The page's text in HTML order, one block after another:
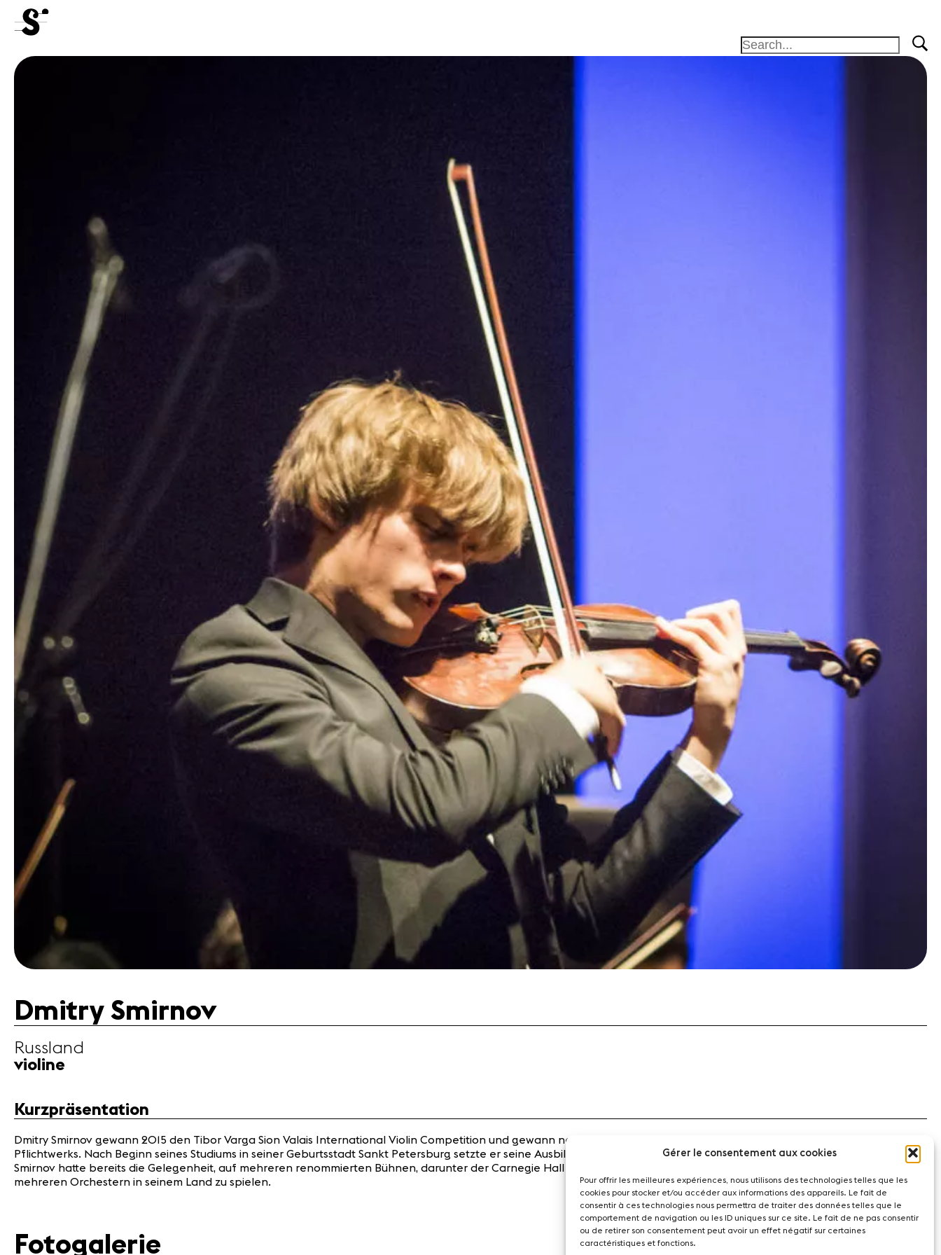
Gérer le consentement aux cookies
Pour offrir les meilleures expériences, nous utilisons des technologies telles que les
cookies pour stocker et/ou accéder aux informations des appareils. Le fait de
consentir à ces technologies nous permettra de traiter des données telles que le
comportement de navigation ou les ID uniques sur ce site. Le fait de ne pas consentir
ou de retirer son consentement peut avoir un effet négatif sur certaines
caractéristiques et fonctions.
Konzerte
Freiwillige
Dmitry Smirnov
Russland
violine
Kurzpräsentation
Dmitry Smirnov gewann 2015 den Tibor Varga Sion Valais International Violin Competition und gewann neben dem Publikumspreis auch die beste Interpretation des
Pflichtwerks. Nach Beginn seines Studiums in seiner Geburtsstadt Sankt Petersburg setzte er seine Ausbildung an der Haute Ecole de Musique de Lausanne fort. Dmitry
Smirnov hatte bereits die Gelegenheit, auf mehreren renommierten Bühnen, darunter der Carnegie Hall in New York und der Wigmore Hall in London, aufzutreten und mit
mehreren Orchestern in seinem Land zu spielen.
Fotogalerie